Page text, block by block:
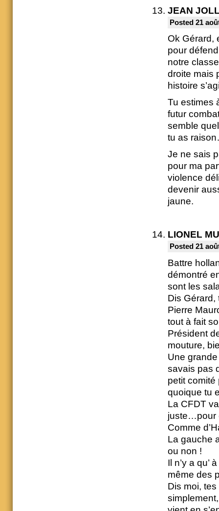
JEAN
Posted 21
Ok Gérard,
pour
notre
droite mais
histoire
Tu estimes
futur
semble
tu as
Je ne sais
pour ma
violence
devenir
jaune.
LIONEL
Posted 21
Battre
démontré
sont les
Dis
Pierre
tout à fait
Président
mouture,
Une
savais pas
petit
quoique tu
La CFDT
juste…pour
Comme
La gauche
ou non !
Il n’y a qu’
même des
Dis moi,